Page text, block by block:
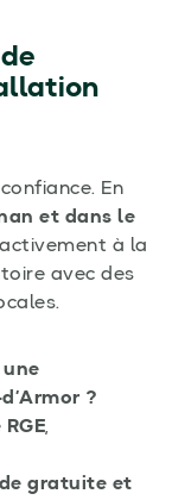
En
et dans le
à la
avec des
?
,
gratuite et